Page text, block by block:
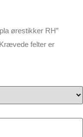
ørestikker RH”
Krævede felter er